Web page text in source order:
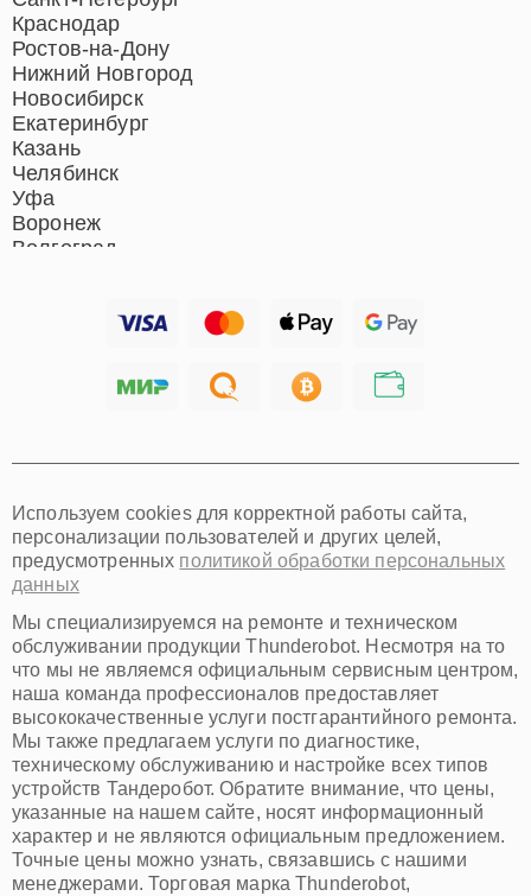
Краснодар
Ростов-на-Дону
Нижний Новгород
Новосибирск
Екатеринбург
Казань
Челябинск
Уфа
Воронеж
Волгоград
Хабаровск
Иркутск
Омск
Красноярск
Пермь
Ульяновск
Киров
Архангельск
Астрахань
Белгород
Благовещенск
Брянск
Владивосток
Владикавказ
Владимир
Волжский
Вологда
Используем cookies для корректной работы сайта,
персонализации пользователей и других целей,
предусмотренных политикой обработки персональных
данных
Мы специализируемся на ремонте и техническом
обслуживании продукции Thunderobot. Несмотря на то
что мы не являемся официальным сервисным центром,
наша команда профессионалов предоставляет
высококачественные услуги постгарантийного ремонта.
Мы также предлагаем услуги по диагностике,
техническому обслуживанию и настройке всех типов
устройств Тандеробот. Обратите внимание, что цены,
указанные на нашем сайте, носят информационный
характер и не являются официальным предложением.
Точные цены можно узнать, связавшись с нашими
менеджерами. Торговая марка Thunderobot,